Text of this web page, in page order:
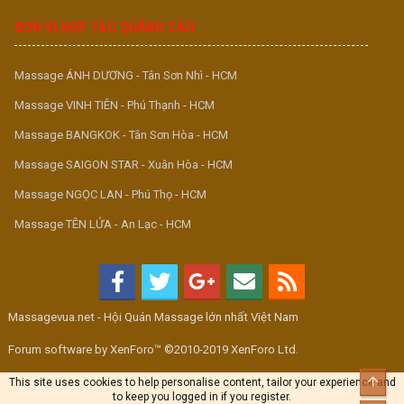
Tầng 3 – 64 Bạch Đằng, Hoàn Kiếm, Hà Nội
09 2525 6464 – 09 2121 6464
ĐƠN VỊ HỢP TÁC QUẢNG CÁO
Massage ÁNH DƯƠNG - Tân Sơn Nhì - HCM
Massage VINH TIÊN - Phú Thạnh - HCM
Massage BANGKOK - Tân Sơn Hòa - HCM
Massage SAIGON STAR - Xuân Hòa - HCM
Massage NGỌC LAN - Phú Thọ - HCM
Massage TÊN LỬA - An Lạc - HCM
Massagevua.net - Hội Quán Massage lớn nhất Việt Nam
Forum software by XenForo™ ©2010-2019 XenForo Ltd.
This site uses cookies to help personalise content, tailor your experience and
to keep you logged in if you register.
Top